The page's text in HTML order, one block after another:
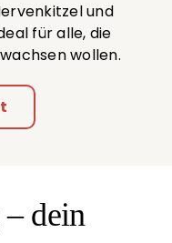
und
für alle, die
wollen.
dein